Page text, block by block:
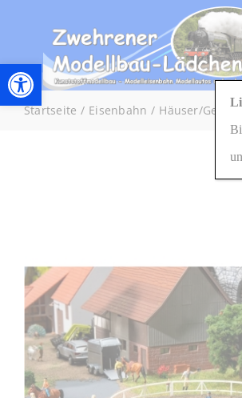
Werkzeugleiste öffnen
springen
Startseite Eisenbahn Häuser/